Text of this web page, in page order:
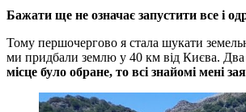
Бажати ще не означає запустити все і
Тому першочергово я стала шукати
ми придбали землю у 40 км від Києва. Два
місце було обране, то всі знайомі мені